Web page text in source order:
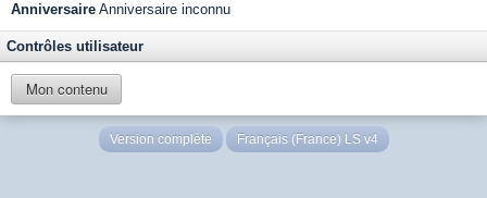
Anniversaire Anniversaire inconnu
Contrôles utilisateur
Mon contenu
Version complète Français (France) LS v4